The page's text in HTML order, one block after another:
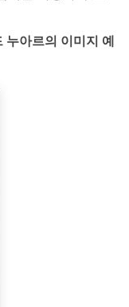
아르의 이미지 예